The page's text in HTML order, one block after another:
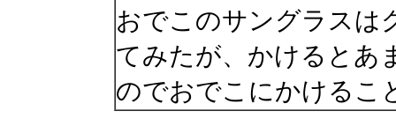
おでこのサングラスは
てみたが、かけるとあ
のでおでこにかけるこ